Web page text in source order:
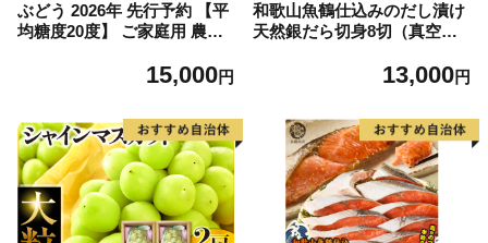
ぶどう 2026年 先行予約 【平
均糖度20度】 ご家庭用 農家
ット 2～3房 合計約1.2kg ブ
直送 】
15,000円
和歌山魚鶴仕込みのだし漬け
天然銀だら切身8切（真空パ
製法 良質な脂 ふっくら 柔ら
ぶ だし漬け 煮付け ムニエル
味噌漬け 鍋物 冷凍 湯浅町 送
料無料_G7334
13,000円